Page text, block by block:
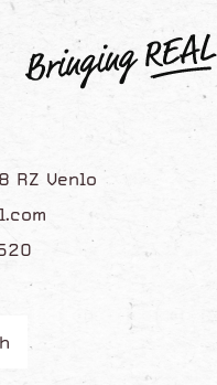
RZ Venlo